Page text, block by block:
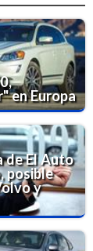
en Europa
de El Auto
posible
y